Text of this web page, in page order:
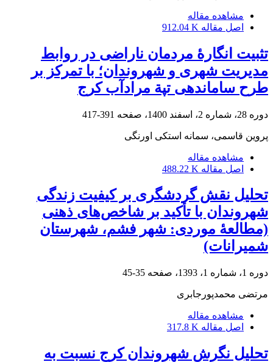
مشاهده مقاله
اصل مقاله 912.04 K
تثبیت انگارۀ مردمان ناراضی در روابط
مدیریت شهری و شهروندان؛ با تمرکز بر
طرح ساماندهی تپة مرادآب کرج
دوره 28، شماره 2، اسفند 1400، صفحه 391-417
پروین قاسمی، سمانه استکی اورنگی
مشاهده مقاله
اصل مقاله 488.22 K
تحلیل نقش گردشگری بر کیفیت زندگی
شهروندان با تأکید بر شاخص‌های ذهنی
(مطالعۀ موردی: شهر فشم، شهرستان
شمیرانات)
دوره 1، شماره 1، 1393، صفحه 35-45
مرتضی محمدپورجابری
مشاهده مقاله
اصل مقاله 317.8 K
تحلیل نگرش شهروندان کرج نسبت به